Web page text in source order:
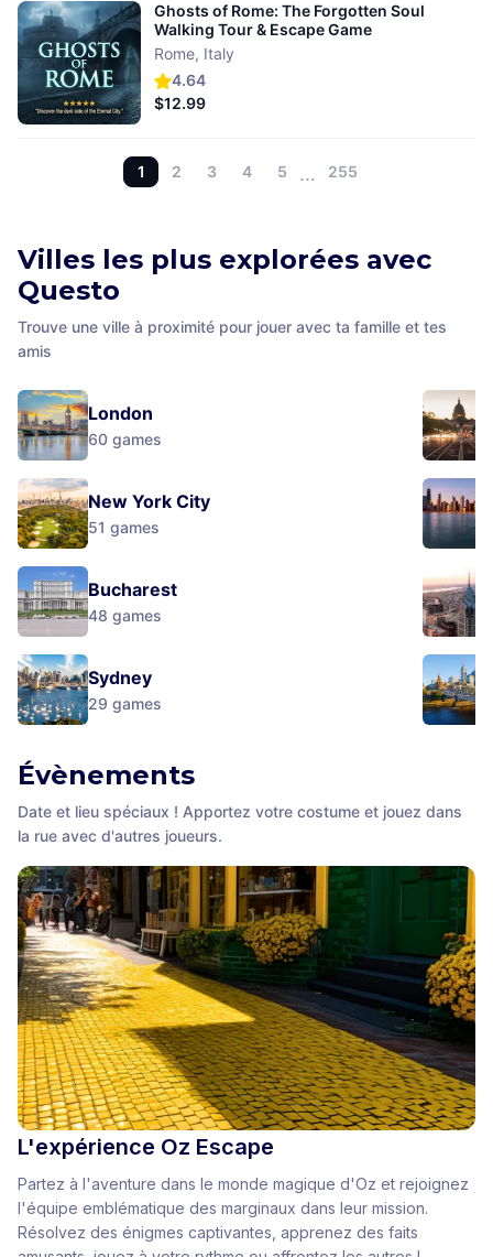
4.64
Ghosts of Rome: The Forgotten Soul
Walking Tour & Escape Game
Rome, Italy
$12.99
1 2 3 4 5 … 255
Villes les plus explorées avec
Questo
Trouve une ville à proximité pour jouer avec ta famille et tes
amis
London
60 games
New York City
51 games
Bucharest
48 games
Sydney
29 games
Évènements
Date et lieu spéciaux ! Apportez votre costume et jouez dans
la rue avec d'autres joueurs.
L'expérience Oz Escape
Partez à l'aventure dans le monde magique d'Oz et rejoignez
l'équipe emblématique des marginaux dans leur mission.
Résolvez des énigmes captivantes, apprenez des faits